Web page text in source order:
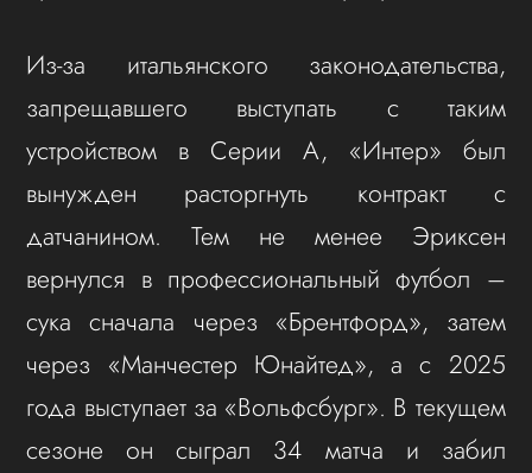
Из-за итальянского законодательства,
запрещавшего выступать с таким
устройством в Серии А, «Интер» был
вынужден расторгнуть контракт с
датчанином. Тем не менее Эриксен
вернулся в профессиональный футбол –
сука сначала через «Брентфорд», затем
через «Манчестер Юнайтед», а с 2025
года выступает за «Вольфсбург». В текущем
сезоне он сыграл 34 матча и забил